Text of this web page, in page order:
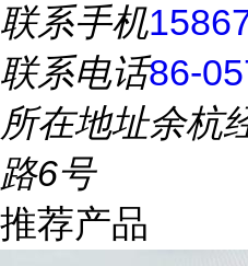
联系手机
联系电话86-
所在地址余杭
路6号
推荐产品